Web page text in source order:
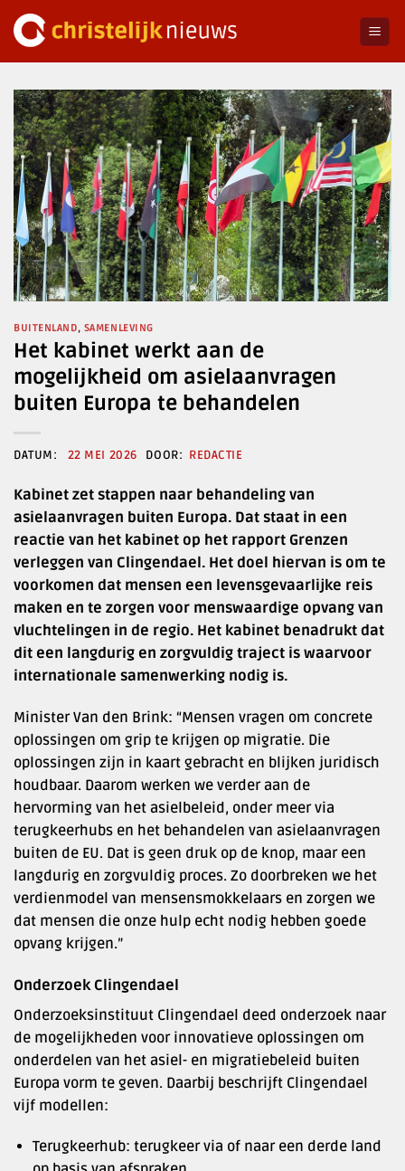
naar
BUITENLAND, SAMENLEVING
Het kabinet werkt aan de
mogelijkheid om asielaanvragen
buiten Europa te behandelen
22 MEI 2026 REDACTIE
Kabinet zet stappen naar behandeling van
asielaanvragen buiten Europa. Dat staat in een
reactie van het kabinet op het rapport Grenzen
verleggen van Clingendael. Het doel hiervan is om te
voorkomen dat mensen een levensgevaarlijke reis
maken en te zorgen voor menswaardige opvang van
vluchtelingen in de regio. Het kabinet benadrukt dat
dit een langdurig en zorgvuldig traject is waarvoor
internationale samenwerking nodig is.
Minister Van den Brink: “Mensen vragen om concrete
oplossingen om grip te krijgen op migratie. Die
oplossingen zijn in kaart gebracht en blijken juridisch
houdbaar. Daarom werken we verder aan de
hervorming van het asielbeleid, onder meer via
terugkeerhubs en het behandelen van asielaanvragen
buiten de EU. Dat is geen druk op de knop, maar een
langdurig en zorgvuldig proces. Zo doorbreken we het
verdienmodel van mensensmokkelaars en zorgen we
dat mensen die onze hulp echt nodig hebben goede
opvang krijgen.”
Onderzoek Clingendael
Onderzoeksinstituut Clingendael deed onderzoek naar
de mogelijkheden voor innovatieve oplossingen om
onderdelen van het asiel- en migratiebeleid buiten
Europa vorm te geven. Daarbij beschrijft Clingendael
vijf modellen:
Terugkeerhub: terugkeer via of naar een derde land